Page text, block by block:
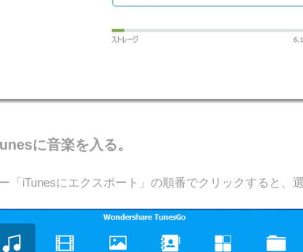
に音楽を入る。
iTunesにエクスポート」の順番でクリックすると、